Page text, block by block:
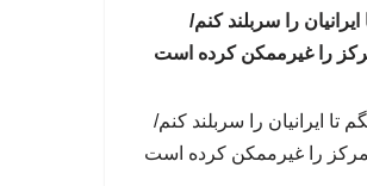
را سربلند کنم/
را غیرممکن کرده است